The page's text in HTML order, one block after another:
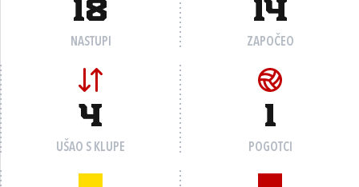
18
NASTUPI
14
ZAPOČEO
4
UŠAO S KLUPE
1
POGOTCI